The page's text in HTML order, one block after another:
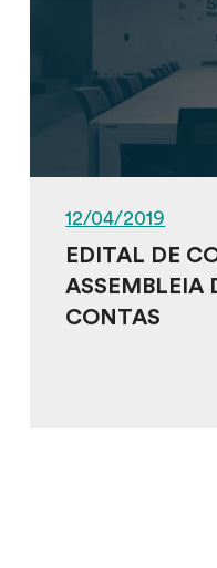
12/04/2019
EDITAL DE
ASSEMBLEIA
CONTAS